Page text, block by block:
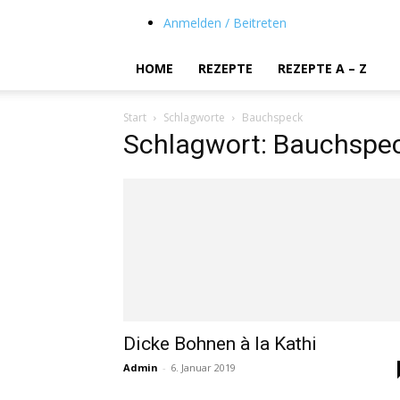
Anmelden / Beitreten
HOME REZEPTE REZEPTE A – Z
Start Schlagworte Bauchspeck
Schlagwort:
Dicke Bohnen à la Kathi
Admin - 6. Januar 2019